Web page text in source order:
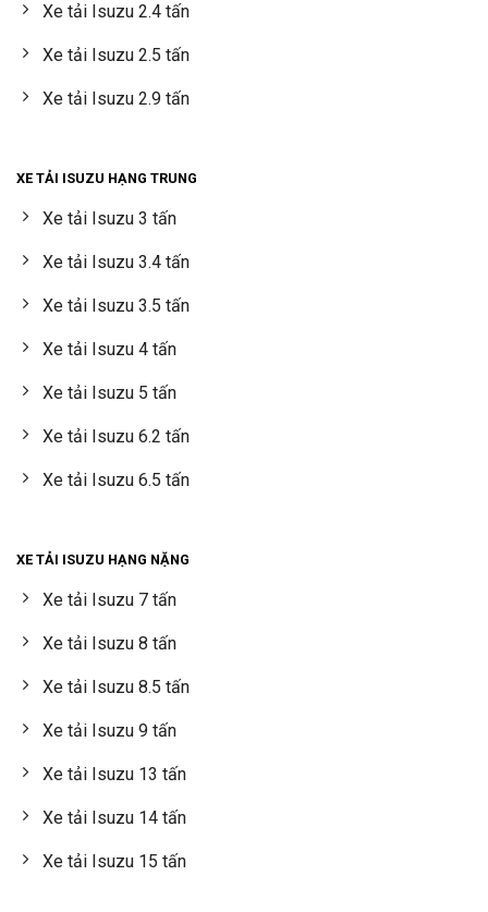
Xe tải Isuzu 2.4 tấn
Xe tải Isuzu 2.5 tấn
Xe tải Isuzu 2.9 tấn
XE TẢI ISUZU HẠNG TRUNG
Xe tải Isuzu 3 tấn
Xe tải Isuzu 3.4 tấn
Xe tải Isuzu 3.5 tấn
Xe tải Isuzu 4 tấn
Xe tải Isuzu 5 tấn
Xe tải Isuzu 6.2 tấn
Xe tải Isuzu 6.5 tấn
XE TẢI ISUZU HẠNG NẶNG
Xe tải Isuzu 7 tấn
Xe tải Isuzu 8 tấn
Xe tải Isuzu 8.5 tấn
Xe tải Isuzu 9 tấn
Xe tải Isuzu 13 tấn
Xe tải Isuzu 14 tấn
Xe tải Isuzu 15 tấn